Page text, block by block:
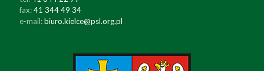
fax:41 344 49 34
e-mail:biuro.kielce@psl.org.pl